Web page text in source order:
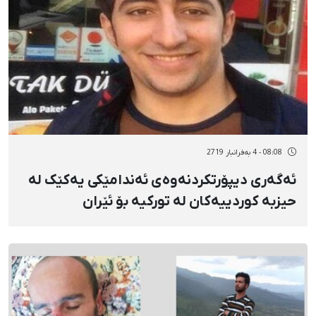
08:08 - 4 بەفرانبار 2719
ئەگەری دیپۆرتکردنەوەی ئەندامێکی یەکێک لە
حیزبە کوردییەکان لە تورکیە بۆ ئێران